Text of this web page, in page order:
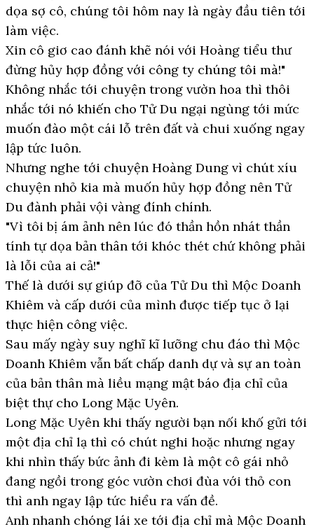
dọa sợ cô, chúng tôi hôm nay là ngày đầu tiên tới
làm việc.
Xin cô giơ cao đánh khẽ nói với Hoàng tiểu thư
đừng hủy hợp đồng với công ty chúng tôi mà!"
Không nhắc tới chuyện trong vườn hoa thì thôi
nhắc tới nó khiến cho Tử Du ngại ngùng tới mức
muốn đào một cái lỗ trên đất và chui xuống ngay
lập tức luôn.
Nhưng nghe tới chuyện Hoàng Dung vì chút xíu
chuyện nhỏ kia mà muốn hủy hợp đồng nên Tử
Du đành phải vội vàng đính chính.
"Vì tôi bị ám ảnh nên lúc đó thần hồn nhát thần
tính tự dọa bản thân tới khóc thét chứ không phải
là lỗi của ai cả!"
Thế là dưới sự giúp đỡ của Tử Du thì Mộc Doanh
Khiêm và cấp dưới của mình được tiếp tục ở lại
thực hiện công việc.
Sau mấy ngày suy nghĩ kĩ lưỡng chu đáo thì Mộc
Doanh Khiêm vẫn bất chấp danh dự và sự an toàn
của bản thân mà liều mạng mật báo địa chỉ của
biệt thự cho Long Mặc Uyên.
Long Mặc Uyên khi thấy người bạn nối khố gửi tới
một địa chỉ lạ thì có chút nghi hoặc nhưng ngay
khi nhìn thấy bức ảnh đi kèm là một cô gái nhỏ
đang ngồi trong góc vườn chơi đùa với thỏ con
thì anh ngay lập tức hiểu ra vấn đề.
Anh nhanh chóng lái xe tới địa chỉ mà Mộc Doanh